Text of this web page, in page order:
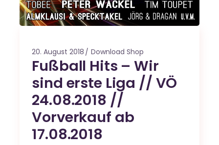
20. August 2018 Download Shop
Fußball Hits – Wir
sind erste Liga // VÖ
24.08.2018 //
Vorverkauf ab
17.08.2018